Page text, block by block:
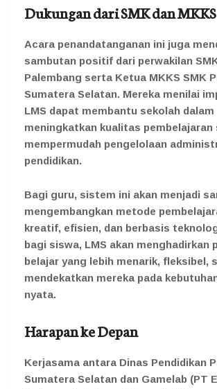
Dukungan dari SMK dan MKKS
Acara penandatanganan ini juga
sambutan positif dari perwakilan
Palembang serta Ketua MKKS SMK
Sumatera Selatan. Mereka menilai
LMS dapat membantu sekolah dalam
meningkatkan kualitas pembelajaran
mempermudah pengelolaan
pendidikan.
Bagi guru, sistem ini akan menjadi
mengembangkan metode
kreatif, efisien, dan berbasis
bagi siswa, LMS akan menghadirkan
belajar yang lebih menarik, fleksibel,
mendekatkan mereka pada
nyata.
Harapan ke Depan
Kerjasama antara Dinas Pendidikan
Sumatera Selatan dan Gamelab (PT